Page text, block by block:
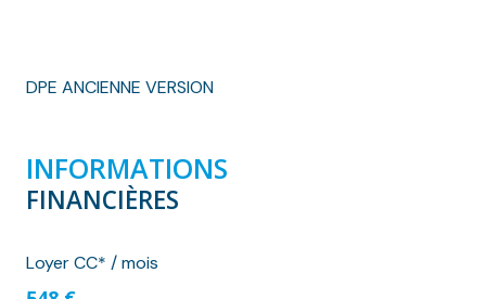
DPE ANCIENNE VERSION
INFORMATIONS
FINANCIÈRES
Loyer CC* / mois